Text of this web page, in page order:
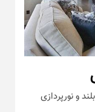
و نورپردازی